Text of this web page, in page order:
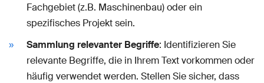
Fachgebiet (z.B. Maschinenbau) oder ein
spezifisches Projekt sein.
Sammlung relevanter Begriffe: Identifizieren Sie
relevante Begriffe, die in Ihrem Text vorkommen oder
häufig verwendet werden. Stellen Sie sicher, dass